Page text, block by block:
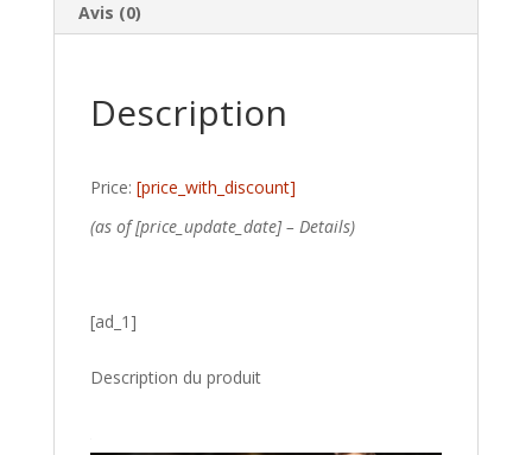
Avis (0)
Description
Price: [price_with_discount]
(as of [price_update_date] – Details)
[ad_1]
Description du produit